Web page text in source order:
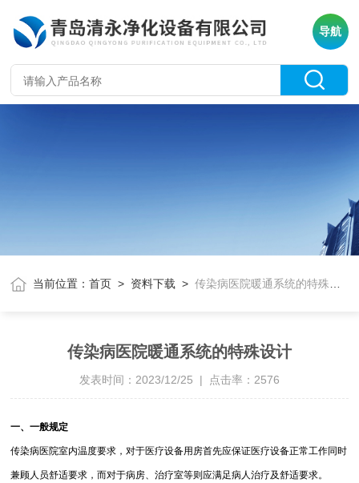
导航
当前位置：首页 > 资料下载 >传染病医院暖通系统的特殊设计
传染病医院暖通系统的特殊设计
发表时间：2023/12/25 | 点击率：2576
一、一般规定
传染病医院室内温度要求，对于医疗设备用房首先应保证医疗设备正常工作同时
兼顾人员舒适要求，而对于病房、治疗室等则应满足病人治疗及舒适要求。